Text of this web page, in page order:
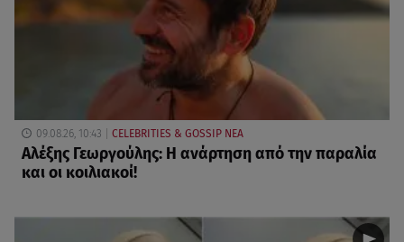
09.08.26, 10:43 CELEBRITIES & GOSSIP ΝΕΑ
Αλέξης Γεωργούλης: Η ανάρτηση από την παραλία
και οι κοιλιακοί!